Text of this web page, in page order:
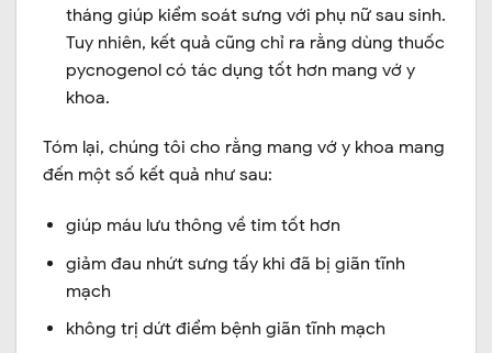
tháng giúp kiểm soát sưng với phụ nữ sau sinh.
Tuy nhiên, kết quả cũng chỉ ra rằng dùng thuốc
pycnogenol có tác dụng tốt hơn mang vớ y
khoa.
Tóm lại, chúng tôi cho rằng mang vớ y khoa mang
đến một số kết quả như sau:
giúp máu lưu thông về tim tốt hơn
giảm đau nhứt sưng tấy khi đã bị giãn tĩnh
mạch
không trị dứt điểm bệnh giãn tĩnh mạch